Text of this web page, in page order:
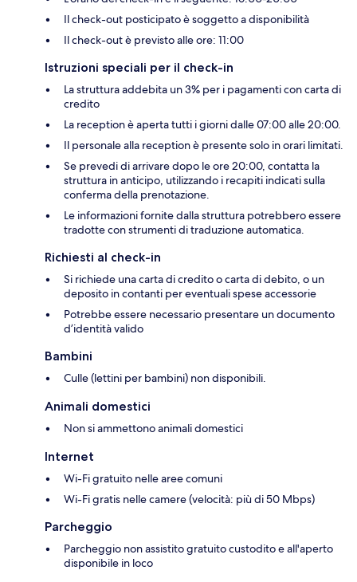
Il check-out posticipato è soggetto a disponibilità
Il check-out è previsto alle ore: 11:00
Istruzioni speciali per il check-in
La struttura addebita un 3% per i pagamenti con carta di
credito
La reception è aperta tutti i giorni dalle 07:00 alle 20:00.
Il personale alla reception è presente solo in orari limitati.
Se prevedi di arrivare dopo le ore 20:00, contatta la
struttura in anticipo, utilizzando i recapiti indicati sulla
conferma della prenotazione.
Le informazioni fornite dalla struttura potrebbero essere
tradotte con strumenti di traduzione automatica.
Richiesti al check-in
Si richiede una carta di credito o carta di debito, o un
deposito in contanti per eventuali spese accessorie
Potrebbe essere necessario presentare un documento
d’identità valido
Bambini
Culle (lettini per bambini) non disponibili.
Animali domestici
Non si ammettono animali domestici
Internet
Wi-Fi gratuito nelle aree comuni
Wi-Fi gratis nelle camere (velocità: più di 50 Mbps)
Parcheggio
Parcheggio non assistito gratuito custodito e all'aperto
disponibile in loco